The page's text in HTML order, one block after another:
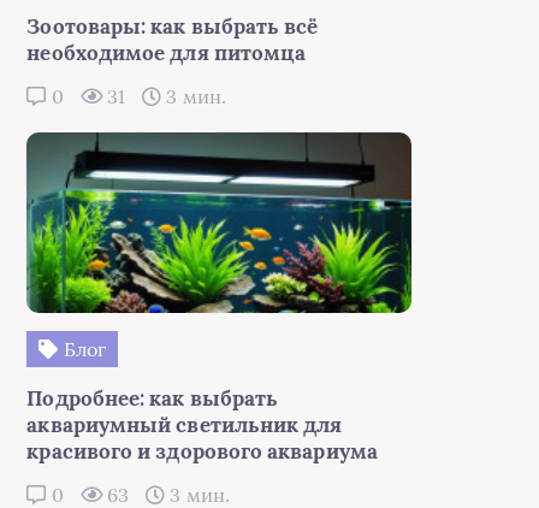
Зоотовары: как выбрать всё
необходимое для питомца
0 31 3 мин.
Блог
Подробнее: как выбрать
аквариумный светильник для
красивого и здорового аквариума
0 63 3 мин.